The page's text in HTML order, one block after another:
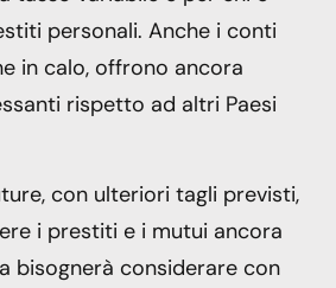
personali. Anche i conti
in calo, offrono ancora
rispetto ad altri Paesi
con ulteriori tagli previsti,
i prestiti e i mutui ancora
bisognerà considerare con